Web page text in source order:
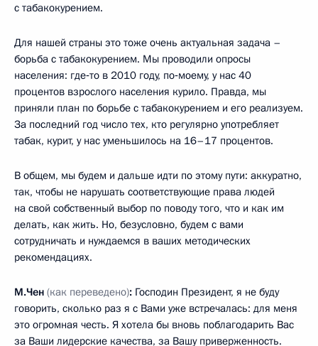
с табакокурением.
Для нашей страны это тоже очень актуальная задача –
борьба с табакокурением. Мы проводили опросы
населения: где‑то в 2010 году, по‑моему, у нас 40
процентов взрослого населения курило. Правда, мы
приняли план по борьбе с табакокурением и его реализуем.
За последний год число тех, кто регулярно употребляет
табак, курит, у нас уменьшилось на 16–17 процентов.
В общем, мы будем и дальше идти по этому пути: аккуратно,
так, чтобы не нарушать соответствующие права людей
на свой собственный выбор по поводу того, что и как им
делать, как жить. Но, безусловно, будем с вами
сотрудничать и нуждаемся в ваших методических
рекомендациях.
М.Чен (как переведено): Господин Президент, я не буду
говорить, сколько раз я с Вами уже встречалась: для меня
это огромная честь. Я хотела бы вновь поблагодарить Вас
за Ваши лидерские качества, за Вашу приверженность.